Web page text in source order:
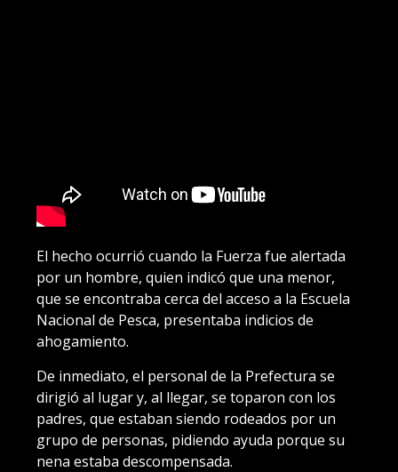
El hecho ocurrió cuando la Fuerza fue alertada
por un hombre, quien indicó que una menor,
que se encontraba cerca del acceso a la Escuela
Nacional de Pesca, presentaba indicios de
ahogamiento.
De inmediato, el personal de la Prefectura se
dirigió al lugar y, al llegar, se toparon con los
padres, que estaban siendo rodeados por un
grupo de personas, pidiendo ayuda porque su
nena estaba descompensada.